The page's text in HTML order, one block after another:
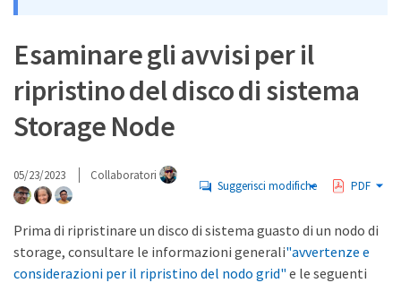
Esaminare gli avvisi per il
ripristino del disco di sistema
Storage Node
05/23/2023 Collaboratori
Suggerisci modifiche PDF
Prima di ripristinare un disco di sistema guasto di un nodo di
storage, consultare le informazioni generali"avvertenze e
considerazioni per il ripristino del nodo grid" e le seguenti